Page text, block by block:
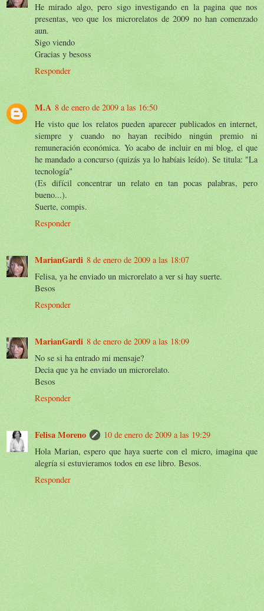
He mirado algo, pero sigo investigando en la pagina que nos
presentas, veo que los microrelatos de 2009 no han comenzado
aun.
Sigo viendo
Gracias y besoss
Responder
M.A 8 de enero de 2009 a las 16:50
He visto que los relatos pueden aparecer publicados en internet,
siempre y cuando no hayan recibido ningún premio ni
remuneración económica. Yo acabo de incluir en mi blog, el que
he mandado a concurso (quizás ya lo habíais leído). Se titula: "La
tecnología"
(Es difícil concentrar un relato en tan pocas palabras, pero
bueno...).
Suerte, compis.
Responder
MarianGardi 8 de enero de 2009 a las 18:07
Felisa, ya he enviado un microrelato a ver si hay suerte.
Besos
Responder
MarianGardi 8 de enero de 2009 a las 18:09
No se si ha entrado mi mensaje?
Decia que ya he enviado un microrelato.
Besos
Responder
Felisa Moreno
10 de enero de 2009 a las 19:29
Hola Marian, espero que haya suerte con el micro, imagina que
alegría si estuvieramos todos en ese libro. Besos.
Responder